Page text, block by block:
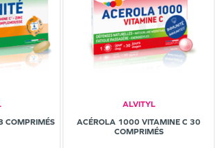
COMPRIMÉS
ALVITYL
ACÉROLA 1000 VITAMINE C 30
COMPRIMÉS